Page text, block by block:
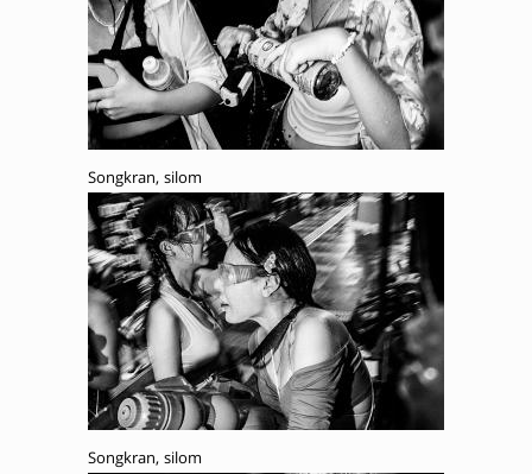
Songkran, silom
Songkran, silom